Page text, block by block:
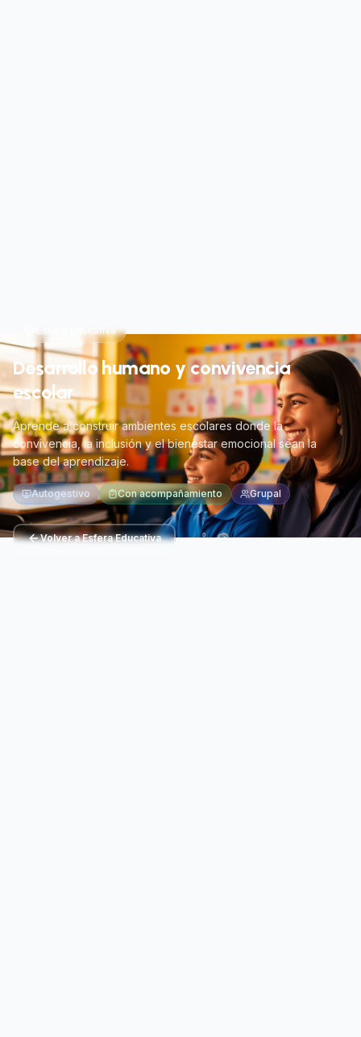
Esfera Educativa
Desarrollo humano y convivencia
escolar
Aprende a construir ambientes escolares donde la
convivencia, la inclusión y el bienestar emocional sean la
base del aprendizaje.
Autogestivo Con acompañamiento Grupal
Volver a Esfera Educativa